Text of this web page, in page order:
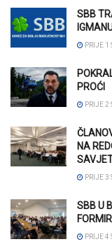
SBB
PRIJE 1
PROĆI
PRIJE 2
NA
PRIJE 3
SBB U
PRIJE 4